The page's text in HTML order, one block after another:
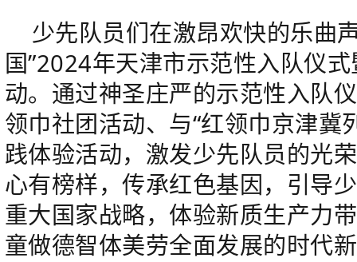
少先队员们在激昂欢快的乐曲
国”2024年天津市示范性入队仪
动。通过神圣庄严的示范性入队
领巾社团活动、与“红领巾京津冀
践体验活动，激发少先队员的光
心有榜样，传承红色基因，引导
重大国家战略，体验新质生产力
童做德智体美劳全面发展的时代